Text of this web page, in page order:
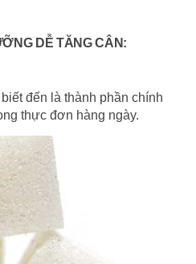
DỄ TĂNG CÂN:
đến là thành phần chính
thực đơn hàng ngày.